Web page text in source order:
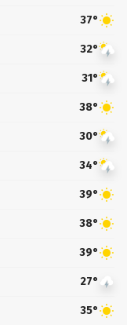
37°
32°
31°
38°
30°
34°
39°
38°
39°
27°
35°